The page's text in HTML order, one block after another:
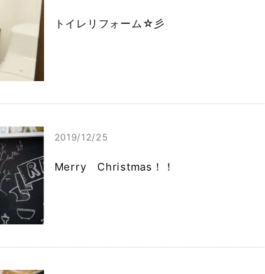
トイレリフォーム☆彡
2019/12/25
Merry Christmas！！